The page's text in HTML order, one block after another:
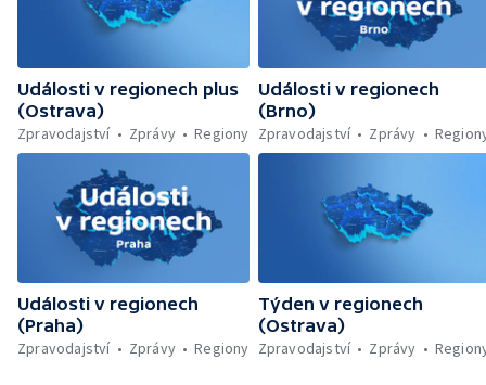
Události v regionech plus
(Ostrava)
Zpravodajství
Zprávy Regiony
Události v regionech
(Brno)
Zpravodajství
Zprávy
Události v regionech
(Praha)
Zpravodajství
Zprávy Regiony
Týden v regionech
(Ostrava)
Zpravodajství
Zprávy